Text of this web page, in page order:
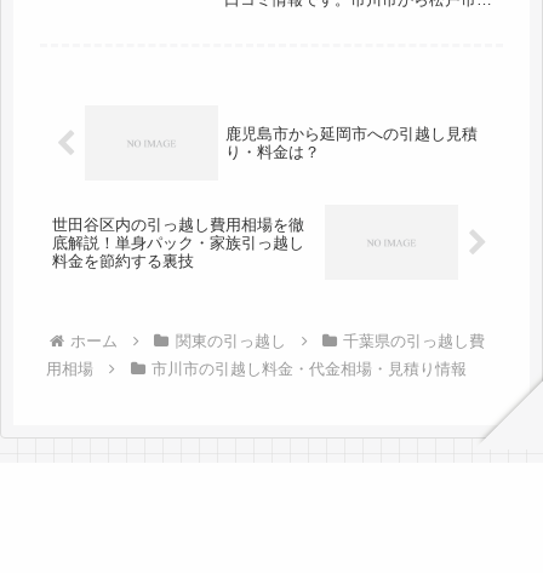
鹿児島市から延岡市への引越し見積
り・料金は？
世田谷区内の引っ越し費用相場を徹
底解説！単身パック・家族引っ越し
料金を節約する裏技
ホーム 関東の引っ越し
千葉県の引っ越し費
用相場
市川市の引越し料金・代金相場・見積り情報